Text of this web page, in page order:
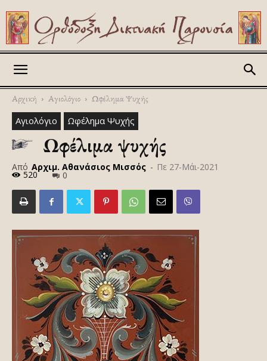
Αρχική Αγιολόγιο Ωφέλημα Ψυχής
Αγιολόγιο Ωφέλημα Ψυχής
Ωφέλιμα ψυχής
Από Αρχιμ. Αθανάσιος Μισσός - Πε 27-Μάι-2021
520 0